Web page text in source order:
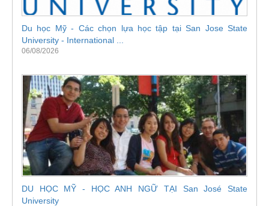
Du học Mỹ - Các chọn lựa học tập tại San Jose State
University - International ...
06/08/2026
DU HỌC MỸ - HỌC ANH NGỮ TẠI San José State
University